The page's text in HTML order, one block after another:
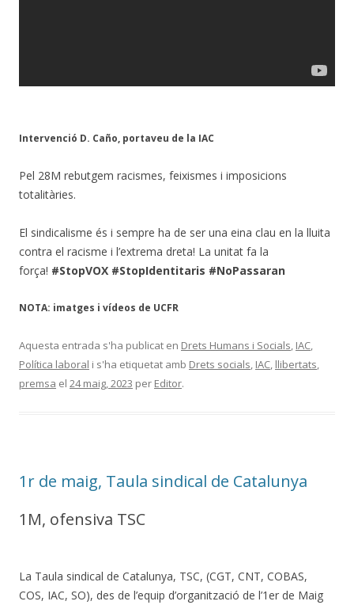
Intervenció D. Caño, portaveu de la IAC
Pel 28M rebutgem racismes, feixismes i imposicions
totalitàries.
El sindicalisme és i sempre ha de ser una eina clau en la lluita
contra el racisme i l’extrema dreta! La unitat fa la
força! #StopVOX #StopIdentitaris #NoPassaran
NOTA: imatges i vídeos de UCFR
Aquesta entrada s'ha publicat en Drets Humans i Socials IAC
Política laboral i s'ha etiquetat amb Drets socials IAC llibertats
premsa el 24 maig, 2023 per Editor.
1r de maig, Taula sindical de Catalunya
1M, ofensiva TSC
La Taula sindical de Catalunya, TSC, (CGT, CNT, COBAS,
COS, IAC, SO), des de l’equip d’organització de l’1er de Maig